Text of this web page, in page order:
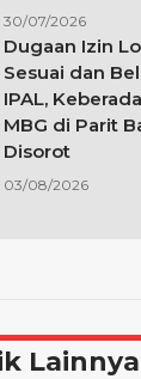
30/07/2026
Dugaan Izin
Sesuai dan
IPAL,
MBG di Parit
Disorot
03/08/2026
Lainnya